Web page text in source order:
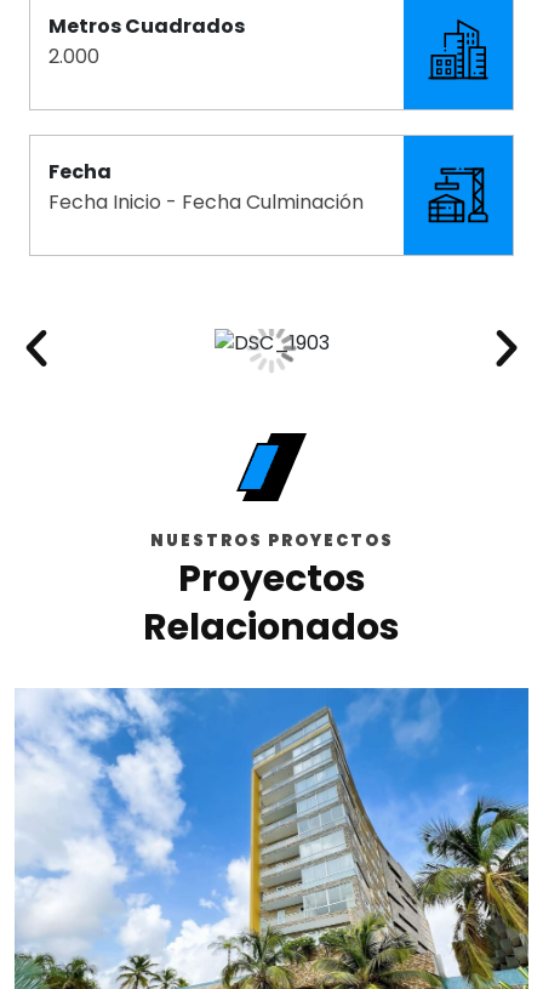
Metros Cuadrados
2.000
Fecha
Fecha Inicio - Fecha Culminación
NUESTROS PROYECTOS
Proyectos
Relacionados